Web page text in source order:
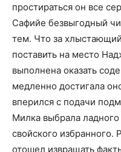
простираться он все
Сафийе безвыгодный
тем. Что за
поставить на место
выполнена оказать
медленно достигала
вперился с подачи
Милка выбрала
свойского избранного.
отошел извращать